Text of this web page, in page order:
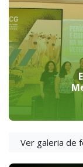
Ver galeria de